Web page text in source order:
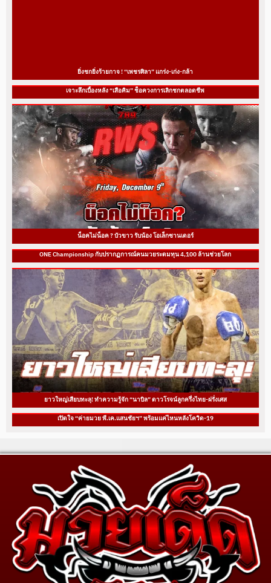
ยิ่งชกยิ่งร้ายกาจ ! “เพชรศิลา” แกร่ง-เก่ง-กล้า
เจาะลึกเบื้องหลัง “เสือคิม” ช็อควงการเลิกชกตลอดชีพ
น็อคไม่น็อค ? บัวขาว รับน้อง โอเล็กซานเดอร์
ONE Championship กับปรากฏการณ์คนมวยระดมทุน 4,100 ล้านช่วยโลก
ยาวใหญ่เสียบทะลุ! ทำความรู้จัก “นาบิล” ดาวโรจน์ลูกครึ่งไทย-ฝรั่งเศส
เปิดใจ “ค่ายมวย พี.เค.แสนชัยฯ” พร้อมแค่ไหนหลังโควิด-19